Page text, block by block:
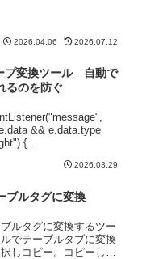
2026.04.06 2026.07.12
プ変換ツール 自動で
るのを防ぐ
&& e.data.type
{
2026.03.29
ブルタグに変換
ルタグに変換するツー
でテーブルタブに変換
しコピー。コピーした